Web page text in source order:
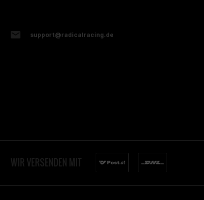
support@radicalracing.de
WIR VERSENDEN MIT